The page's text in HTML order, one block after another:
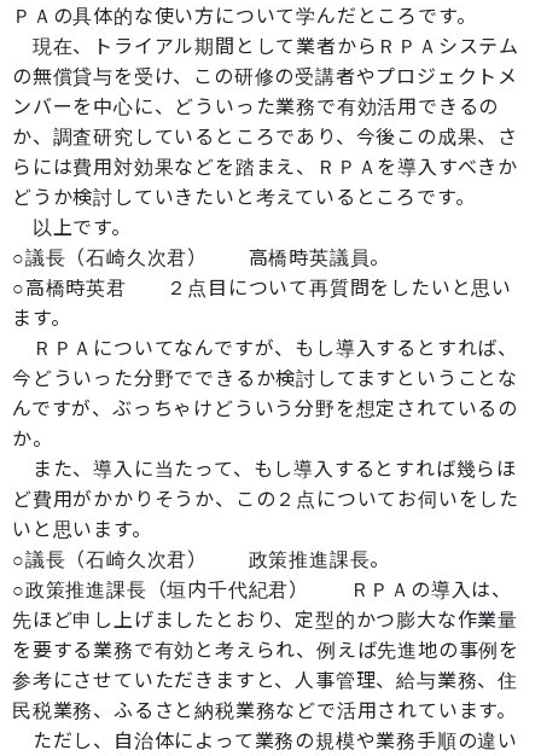
ＰＡの具体的な使い方について学んだところです。
現在、トライアル期間として業者からＲＰＡシステム
の無償貸与を受け、この研修の受講者やプロジェクトメ
ンバーを中心に、どういった業務で有効活用できるの
か、調査研究しているところであり、今後この成果、さ
らには費用対効果などを踏まえ、ＲＰＡを導入すべきか
どうか検討していきたいと考えているところです。
以上です。
○議長（石崎久次君） 高橋時英議員。
○高橋時英君 ２点目について再質問をしたいと思い
ます。
ＲＰＡについてなんですが、もし導入するとすれば、
今どういった分野でできるか検討してますということな
んですが、ぶっちゃけどういう分野を想定されているの
か。
また、導入に当たって、もし導入するとすれば幾らほ
ど費用がかかりそうか、この２点についてお伺いをした
いと思います。
○議長（石崎久次君） 政策推進課長。
○政策推進課長（垣内千代紀君） ＲＰＡの導入は、
先ほど申し上げましたとおり、定型的かつ膨大な作業量
を要する業務で有効と考えられ、例えば先進地の事例を
参考にさせていただきますと、人事管理、給与業務、住
民税業務、ふるさと納税業務などで活用されています。
ただし、自治体によって業務の規模や業務手順の違い